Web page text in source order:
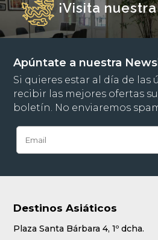
¡Visita
Apúntate a nuestra
Si quieres estar al día de las
recibir las mejores ofertas
boletín. No enviaremos
Destinos Asiáticos
Plaza Santa Bárbara 4, 1º dcha.